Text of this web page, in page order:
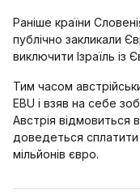
Раніше країни
публічно закликали
виключити Ізраїль із
Тим часом
EBU і взяв на себе
Австрія відмовиться
доведеться
мільйонів євро.